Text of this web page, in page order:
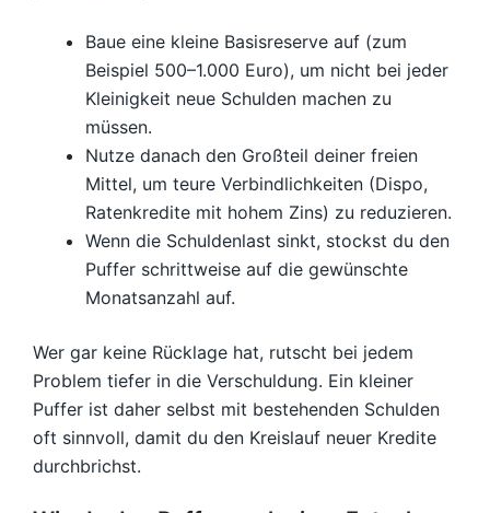
Baue eine kleine Basisreserve auf (zum
Beispiel 500–1.000 Euro), um nicht bei jeder
Kleinigkeit neue Schulden machen zu
müssen.
Nutze danach den Großteil deiner freien
Mittel, um teure Verbindlichkeiten (Dispo,
Ratenkredite mit hohem Zins) zu reduzieren.
Wenn die Schuldenlast sinkt, stockst du den
Puffer schrittweise auf die gewünschte
Monatsanzahl auf.
Wer gar keine Rücklage hat, rutscht bei jedem
Problem tiefer in die Verschuldung. Ein kleiner
Puffer ist daher selbst mit bestehenden Schulden
oft sinnvoll, damit du den Kreislauf neuer Kredite
durchbrichst.